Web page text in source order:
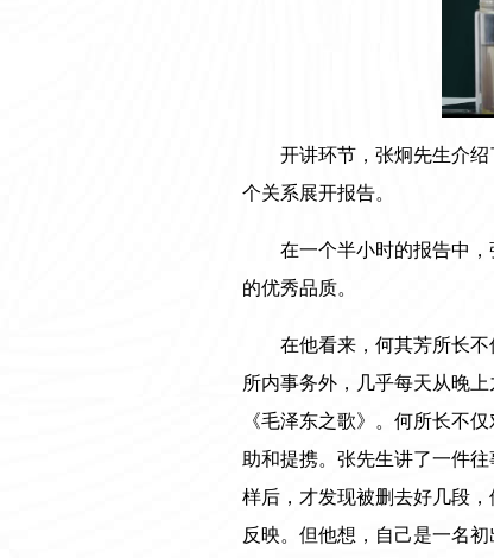
开讲环节，张炯先生介
个关系展开报告。
在一个半小时的报告中
的优秀品质。
在他看来，何其芳所长
所内事务外，几乎每天从晚
《毛泽东之歌》。何所长不
助和提携。张先生讲了一件
样后，才发现被删去好几段
反映。但他想，自己是一名